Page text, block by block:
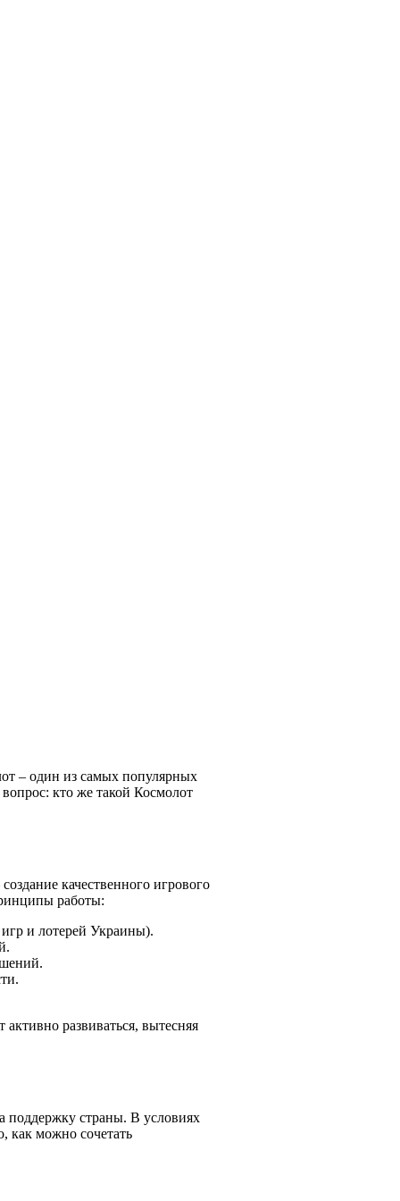
– один из самых популярных
кто же такой Космолот
качественного игрового
работы:
и лотерей Украины).
развиваться, вытесняя
поддержку страны. В условиях
как можно сочетать